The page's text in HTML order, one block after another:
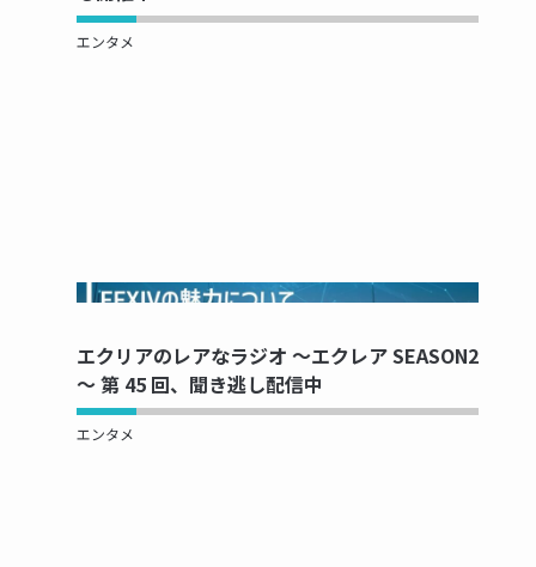
エンタメ
NOW PRINTING...
エクリアのレアなラジオ ～エクレア SEASON2
～ 第 45 回、聞き逃し配信中
エンタメ